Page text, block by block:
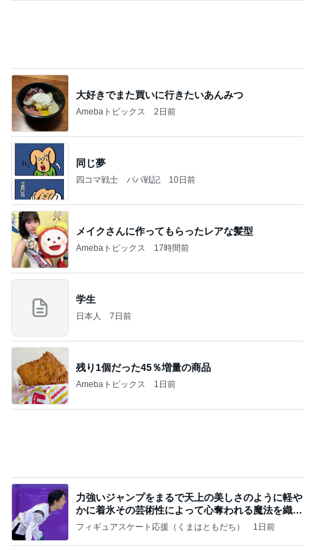
大好きでまた買いに行きたいあんみつ
Amebaトピックス 2日前
同じ夢
四コマ戦士 パパ戦記 10日前
メイクさんに作ってもらったレアな髪型
Amebaトピックス 17時間前
学生
日本人 7日前
残り1個だった45％増量の商品
Amebaトピックス 1日前
力強いジャンプをまるで天上の美しさのように軽や
かに着氷その芸術性によって心奪われる魔法を織り
なす
フィギュアスケート応援（くまはともだち） 1日前